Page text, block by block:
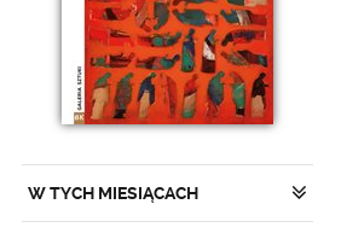
W TYCH MIESIĄCACH